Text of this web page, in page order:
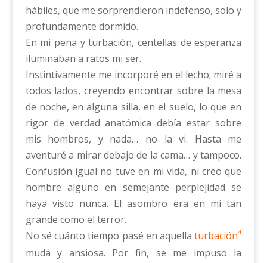
hábiles, que me sorprendieron indefenso, solo y
profundamente dormido.
En mi pena y turbación, centellas de esperanza
iluminaban a ratos mi ser.
Instintivamente me incorporé en el lecho; miré a
todos lados, creyendo encontrar sobre la mesa
de noche, en alguna silla, en el suelo, lo que en
rigor de verdad anatómica debía estar sobre
mis hombros, y nada… no la vi. Hasta me
aventuré a mirar debajo de la cama… y tampoco.
Confusión igual no tuve en mi vida, ni creo que
hombre alguno en semejante perplejidad se
haya visto nunca. El asombro era en mí tan
grande como el terror.
No sé cuánto tiempo pasé en aquellaturbación4
muda y ansiosa. Por fin, se me impuso la